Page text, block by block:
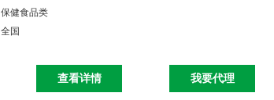
保健食品类
全国
查看详情 我要代理